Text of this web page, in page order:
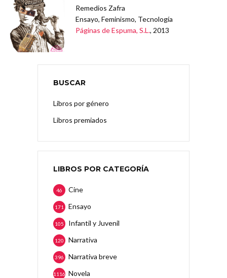
Remedios Zafra
Ensayo, Feminismo, Tecnología
Páginas de Espuma, S.L., 2013
BUSCAR
Libros por género
Libros premiados
LIBROS POR CATEGORÍA
Cine
46
Ensayo
171
Infantil y Juvenil
105
Narrativa
120
Narrativa breve
396
Novela
1116